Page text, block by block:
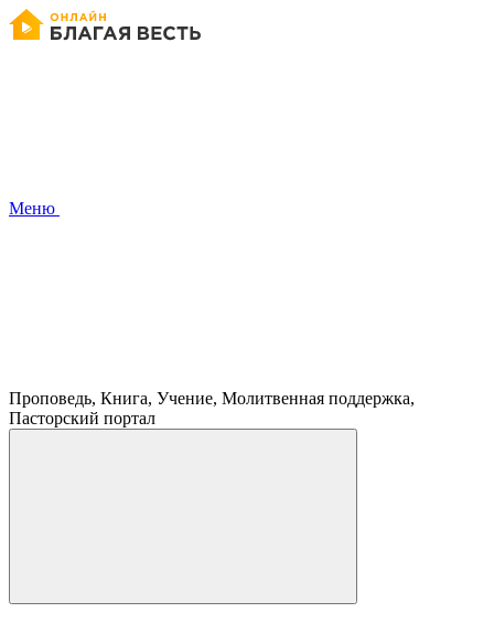
Меню
Проповедь, Книга, Учение, Молитвенная поддержка,
Пасторский портал